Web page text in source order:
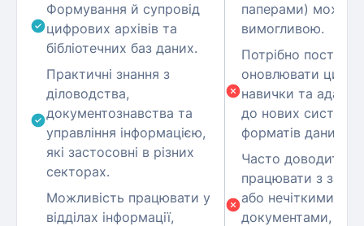
Формування й супровід
цифрових архівів та
бібліотечних баз даних.
Практичні знання з
діловодства,
документознавства та
управління інформацією,
які застосовні в різних
секторах.
Можливість працювати у
відділах інформації,
паперами) може
вимогливою.
Потрібно постійно
оновлювати
навички та
до нових систем і
форматів даних.
Часто доводиться
працювати з
або нечіткими
документами, що